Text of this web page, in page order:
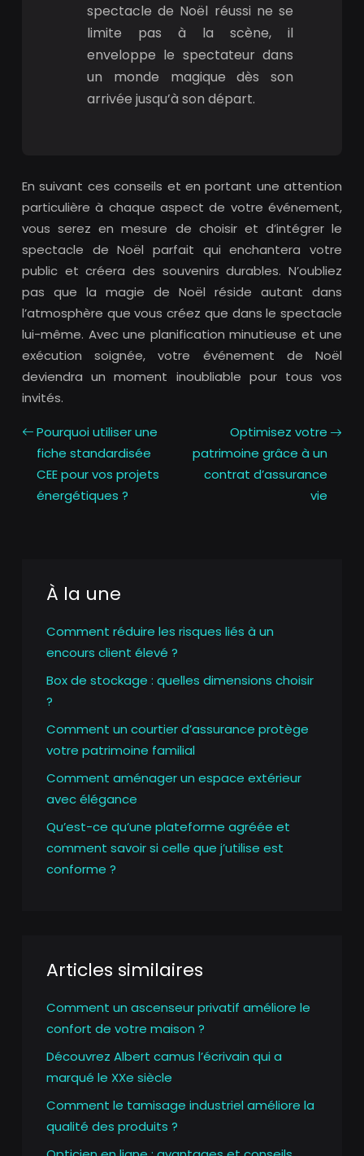
spectacle de Noël réussi ne se
limite pas à la scène, il
enveloppe le spectateur dans
un monde magique dès son
arrivée jusqu’à son départ.
En suivant ces conseils et en portant une attention
particulière à chaque aspect de votre événement,
vous serez en mesure de choisir et d’intégrer le
spectacle de Noël parfait qui enchantera votre
public et créera des souvenirs durables. N’oubliez
pas que la magie de Noël réside autant dans
l’atmosphère que vous créez que dans le spectacle
lui-même. Avec une planification minutieuse et une
exécution soignée, votre événement de Noël
deviendra un moment inoubliable pour tous vos
invités.
Pourquoi utiliser une
fiche standardisée
CEE pour vos projets
énergétiques ?
Optimisez votre
patrimoine grâce à un
contrat d’assurance
vie
À la une
Comment réduire les risques liés à un
encours client élevé ?
Box de stockage : quelles dimensions choisir
?
Comment un courtier d’assurance protège
votre patrimoine familial
Comment aménager un espace extérieur
avec élégance
Qu’est-ce qu’une plateforme agréée et
comment savoir si celle que j’utilise est
conforme ?
Articles similaires
Comment un ascenseur privatif améliore le
confort de votre maison ?
Découvrez Albert camus l’écrivain qui a
marqué le XXe siècle
Comment le tamisage industriel améliore la
qualité des produits ?